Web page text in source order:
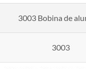
3003 Bobina de
3003